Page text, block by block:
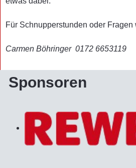
Für Schnupperstunden oder Fragen
Carmen Böhringer 0172 6653119
Sponsoren